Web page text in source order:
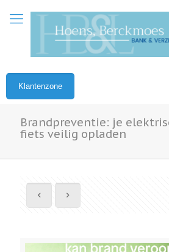
Klantenzone
Brandpreventie: je
fiets veilig opladen